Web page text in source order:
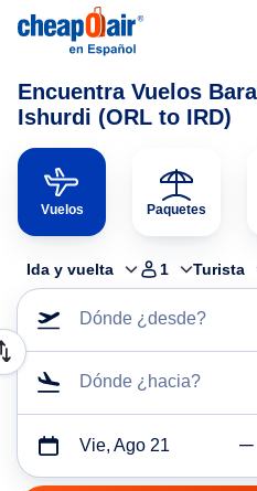
Encuentra Vuelos
Ishurdi (ORL to IRD)
Vuelos Paquetes
Ida y vuelta 1 Turista
Dónde ¿desde?
Dónde ¿hacia?
Vie, Ago 21